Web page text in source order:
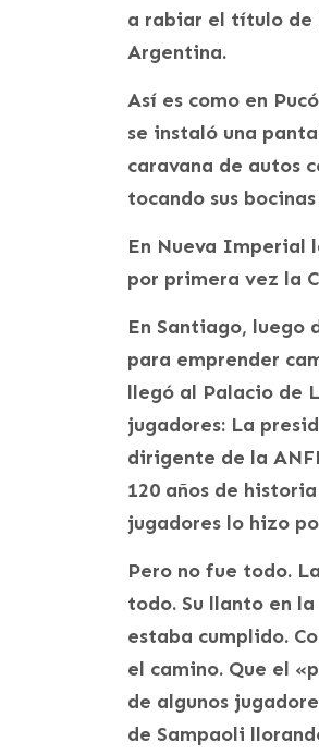
a rabiar el título de
Argentina.
Así es como en
se instaló una
caravana de autos
tocando sus
En Nueva Imperial
por primera vez la
En Santiago, luego
para emprender
llegó al Palacio de
jugadores: La
dirigente de la
120 años de
jugadores lo hizo
Pero no fue todo.
todo. Su llanto en
estaba cumplido.
el camino. Que el
de algunos
de Sampaoli